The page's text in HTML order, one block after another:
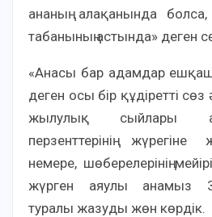
ананың алақанында
табанының астында» деген
«Анасы бар адамдар
деген осы бір құдіретті сөз
жылулық сыйлары
перзенттерінің
немере, шөберелерінің
жүрген аяулы анамыз
туралы жазуды жөн көрдік.